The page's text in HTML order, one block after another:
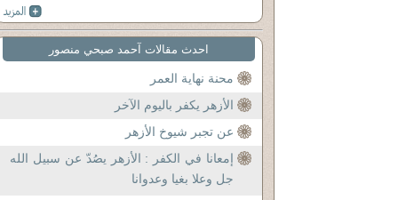
احدث مقالات آحمد صبحي منصور
محنة نهاية العمر
الأزهر يكفر باليوم الآخر
عن تجبر شيوخ الأزهر
إمعانا في الكفر : الأزهر يصُدّ عن سبيل الله
جل وعلا بغيا وعدوانا